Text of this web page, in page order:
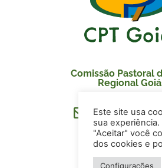
Comissão Pastoral
Regional
Este site usa
sua experiência.
"Aceitar" você
dos cookies e
Configurações